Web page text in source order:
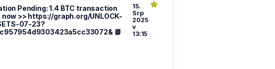
Pending: 1.4 BTC transaction
now >> https://graph.org/UNLOCK-
07-23?
📘
15.
Srp
2025
v
13:15